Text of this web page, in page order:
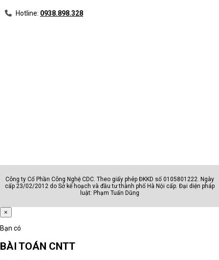
Hotline: 0938.898.328
Công ty Cổ Phần Công Nghệ CDC. Theo giấy phép ĐKKD số 0105801222. Ngày
cấp 23/02/2012 do Sở kế hoạch và đầu tư thành phố Hà Nội cấp. Đại diện pháp
luật: Phạm Tuấn Dũng
×
Bạn có
BÀI TOÁN CNTT